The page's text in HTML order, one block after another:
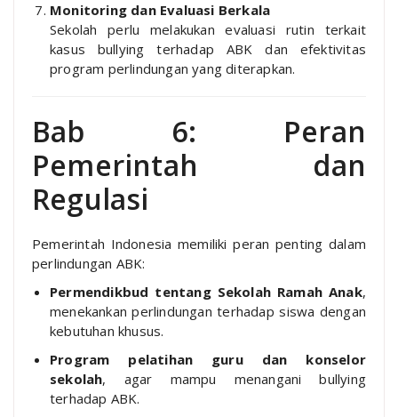
Monitoring dan Evaluasi Berkala
Sekolah perlu melakukan evaluasi rutin terkait
kasus bullying terhadap ABK dan efektivitas
program perlindungan yang diterapkan.
Bab 6: Peran
Pemerintah dan
Regulasi
Pemerintah Indonesia memiliki peran penting dalam
perlindungan ABK:
Permendikbud tentang Sekolah Ramah Anak,
menekankan perlindungan terhadap siswa dengan
kebutuhan khusus.
Program pelatihan guru dan konselor
sekolah, agar mampu menangani bullying
terhadap ABK.